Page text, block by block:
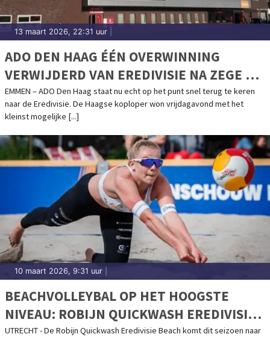
13 maart 2026, 22:31 uur
ADO DEN HAAG ÉÉN OVERWINNING
VERWIJDERD VAN EREDIVISIE NA ZEGE OP
FC EMMEN
EMMEN – ADO Den Haag staat nu echt op het punt snel terug te keren
naar de Eredivisie. De Haagse koploper won vrijdagavond met het
kleinst mogelijke [...]
10 maart 2026, 9:31 uur
BEACHVOLLEYBAL OP HET HOOGSTE
NIVEAU: ROBIJN QUICKWASH EREDIVISIE
BEACH 2026 KOMT NAAR NEGEN STEDEN
UTRECHT - De Robijn Quickwash Eredivisie Beach komt dit seizoen naar